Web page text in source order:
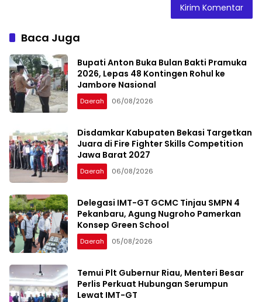
Baca Juga
Bupati Anton Buka Bulan Bakti Pramuka
2026, Lepas 48 Kontingen Rohul ke
Jambore Nasional
Daerah 06/08/2026
Disdamkar Kabupaten Bekasi Targetkan
Juara di Fire Fighter Skills Competition
Jawa Barat 2027
Daerah 06/08/2026
Delegasi IMT-GT GCMC Tinjau SMPN 4
Pekanbaru, Agung Nugroho Pamerkan
Konsep Green School
Daerah 05/08/2026
Temui Plt Gubernur Riau, Menteri Besar
Perlis Perkuat Hubungan Serumpun
Lewat IMT-GT